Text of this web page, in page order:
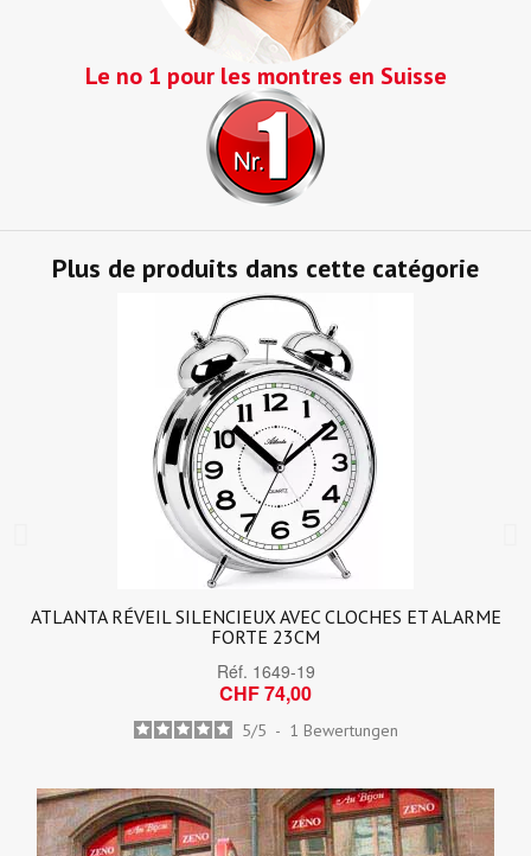
Le no 1 pour les montres en Suisse
Plus de produits dans cette catégorie
ATLANTA RÉVEIL SILENCIEUX AVEC CLOCHES ET ALARME
FORTE 23CM
Réf. 1649-19
CHF 74,00
5/5 - 1 Bewertungen